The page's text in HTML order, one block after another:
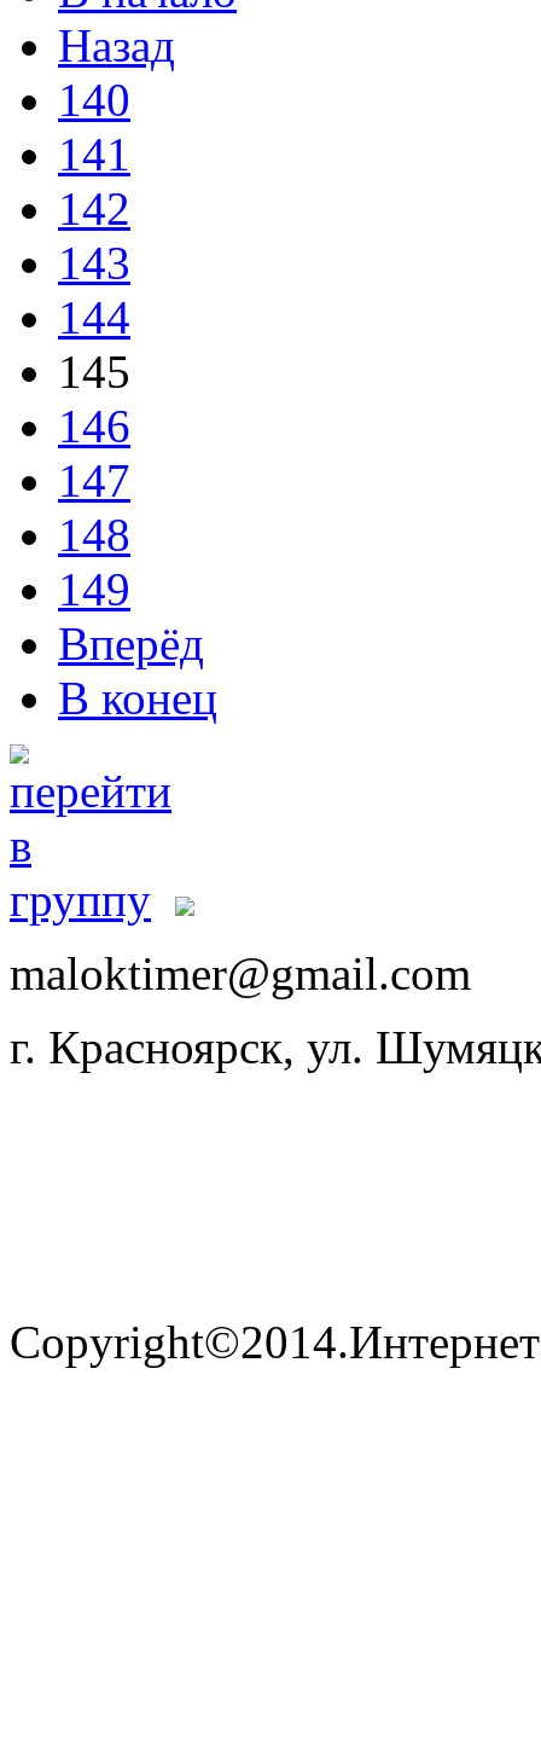
Назад
140
141
142
143
144
145
146
147
148
149
Вперёд
В конец
maloktimer@gmail.com
г. Красноярск, ул.